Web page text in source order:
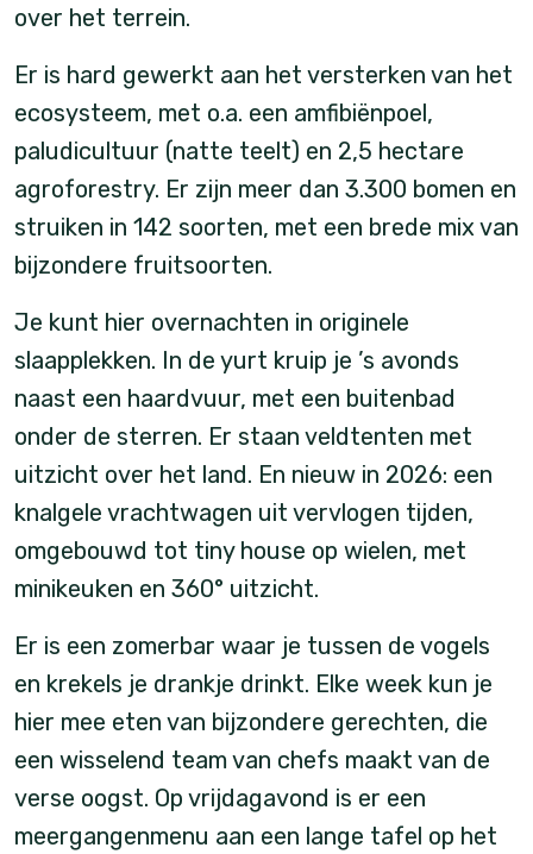
over het terrein.
Er is hard gewerkt aan het versterken van het
ecosysteem, met o.a. een amfibiënpoel,
paludicultuur (natte teelt) en 2,5 hectare
agroforestry. Er zijn meer dan 3.300 bomen en
struiken in 142 soorten, met een brede mix van
bijzondere fruitsoorten.
Je kunt hier overnachten in originele
slaapplekken. In de yurt kruip je ’s avonds
naast een haardvuur, met een buitenbad
onder de sterren. Er staan veldtenten met
uitzicht over het land. En nieuw in 2026: een
knalgele vrachtwagen uit vervlogen tijden,
omgebouwd tot tiny house op wielen, met
minikeuken en 360° uitzicht.
Er is een zomerbar waar je tussen de vogels
en krekels je drankje drinkt. Elke week kun je
hier mee eten van bijzondere gerechten, die
een wisselend team van chefs maakt van de
verse oogst. Op vrijdagavond is er een
meergangenmenu aan een lange tafel op het